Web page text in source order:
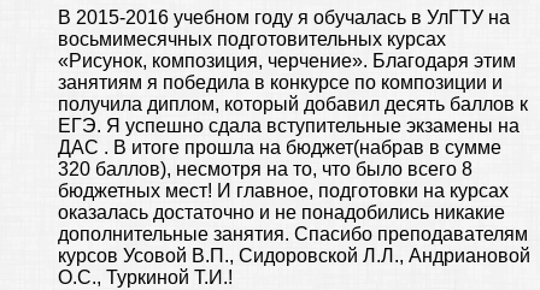
В 2015-2016 учебном году я обучалась в УлГТУ на
восьмимесячных подготовительных курсах
«Рисунок, композиция, черчение». Благодаря этим
занятиям я победила в конкурсе по композиции и
получила диплом, который добавил десять баллов к
ЕГЭ. Я успешно сдала вступительные экзамены на
ДАС . В итоге прошла на бюджет(набрав в сумме
320 баллов), несмотря на то, что было всего 8
бюджетных мест! И главное, подготовки на курсах
оказалась достаточно и не понадобились никакие
дополнительные занятия. Спасибо преподавателям
курсов Усовой В.П., Сидоровской Л.Л., Андриановой
О.С., Туркиной Т.И.!